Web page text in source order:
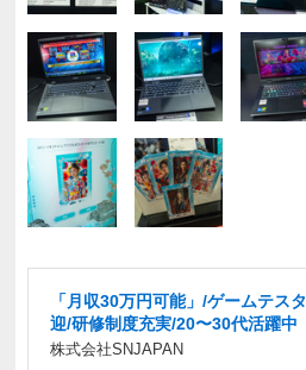
「月収30万円可能」/ゲームテス
迎/研修制度充実/20〜30代活躍中
株式会社SNJAPAN